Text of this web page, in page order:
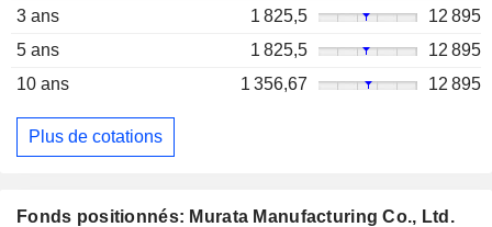
3 ans
1 825,5
12 895
5 ans
1 825,5
12 895
10 ans
1 356,67 12 895
Plus de cotations
Fonds positionnés: Murata Manufacturing Co., Ltd.